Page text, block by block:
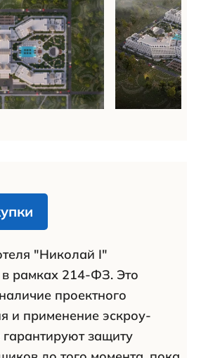
"Николай I"
в рамках 214-ФЗ. Это
проектного
и применение эскроу-
гарантируют защиту